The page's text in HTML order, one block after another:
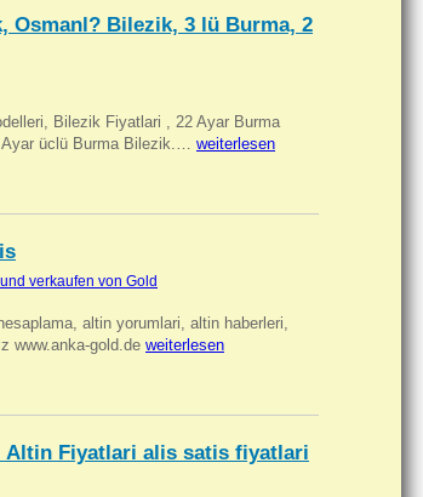
Osmanl? Bilezik, 3 lü Burma, 2
Bilezik Fiyatlari , 22 Ayar Burma
üclü Burma Bilezik.… weiterlesen
verkaufen von Gold
altin yorumlari, altin haberleri,
www.anka-gold.de weiterlesen
Altin Fiyatlari alis satis fiyatlari